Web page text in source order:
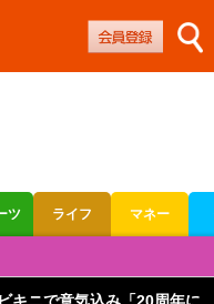
ツ ライフ マネー